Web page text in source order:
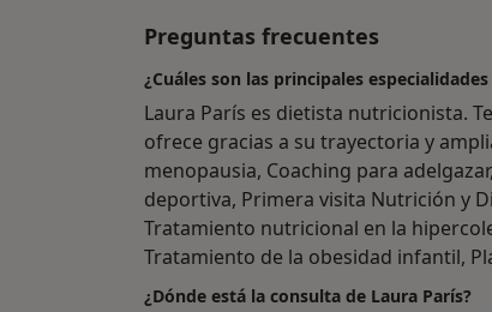
Preguntas frecuentes
¿Cuáles son las principales
Laura París es dietista nutricionista.
ofrece gracias a su trayectoria y
menopausia, Coaching para
deportiva, Primera visita Nutrición y
Tratamiento nutricional en la
Tratamiento de la obesidad infantil,
¿Dónde está la consulta de Laura París?